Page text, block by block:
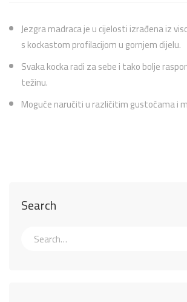
Search
Jezgra madraca je u cijelosti izrađena iz
s kockastom profilacijom u gornjem dijelu.
Svaka kocka radi za sebe i tako bolje
težinu.
Moguće naručiti u različitim gustoćama i